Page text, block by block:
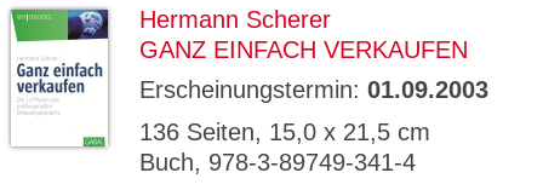
Hermann Scherer
GANZ EINFACH VERKAUFEN
Erscheinungstermin: 01.09.2003
136 Seiten, 15,0 x 21,5 cm
Buch, 978-3-89749-341-4